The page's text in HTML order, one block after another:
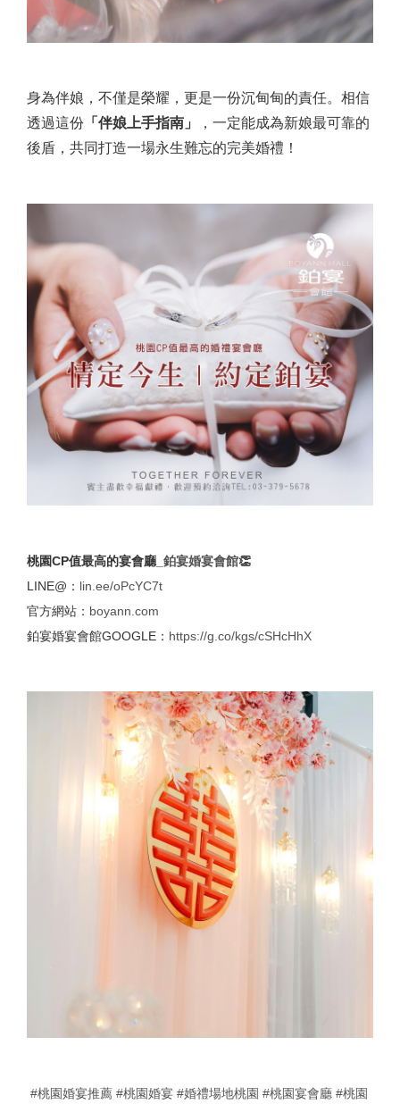
身為伴娘，不僅是榮耀，更是一份沉甸甸的責任。相信
透過這份 「伴娘上手指南」
，一定能成為新娘最可靠的
後盾，共同打造一場永生難忘的完美婚禮！
桃園CP值最高的宴會廳_ 鉑宴婚宴會館👏
LINE@： lin.ee/oPcYC7t
官方網站： boyann.com
鉑宴婚宴會館GOOGLE： https://g.co/kgs/cSHcHhX
#桃園婚宴推薦 #桃園婚宴 #婚禮場地桃園 #桃園宴會廳 #桃園